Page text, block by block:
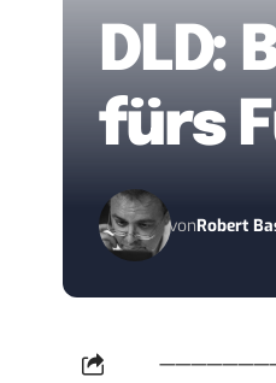
DLD:
fürs
vonRobert